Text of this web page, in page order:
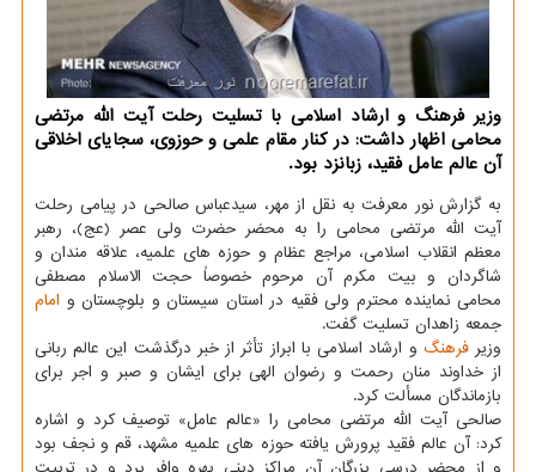
وزیر فرهنگ و ارشاد اسلامی با تسلیت رحلت آیت الله مرتضی
محامی اظهار داشت: در کنار مقام علمی و حوزوی، سجایای اخلاقی
آن عالم عامل فقید، زبانزد بود.
به گزارش نور معرفت به نقل از مهر، سیدعباس صالحی در پیامی رحلت
آیت الله مرتضی محامی را به محضر حضرت ولی عصر (عج)، رهبر
معظم انقلاب اسلامی، مراجع عظام و حوزه های علمیه، علاقه مندان و
شاگردان و بیت مکرم آن مرحوم خصوصاً حجت الاسلام مصطفی
محامی نماینده محترم ولی فقیه در استان سیستان و بلوچستان و امام
جمعه زاهدان تسلیت گفت.
وزیرفرهنگ و ارشاد اسلامی با ابراز تأثر از خبر درگذشت این عالم ربانی
از خداوند منان رحمت و رضوان الهی برای ایشان و صبر و اجر برای
بازماندگان مسألت کرد.
صالحی آیت الله مرتضی محامی را «عالم عامل» توصیف کرد و اشاره
کرد: آن عالم فقید پرورش یافته حوزه های علمیه مشهد، قم و نجف بود